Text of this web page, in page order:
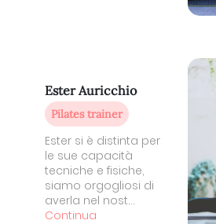
Ester Auricchio
Pilates trainer
Ester si è distinta per
le sue capacità
tecniche e fisiche,
siamo orgogliosi di
averla nel nost...
Continua